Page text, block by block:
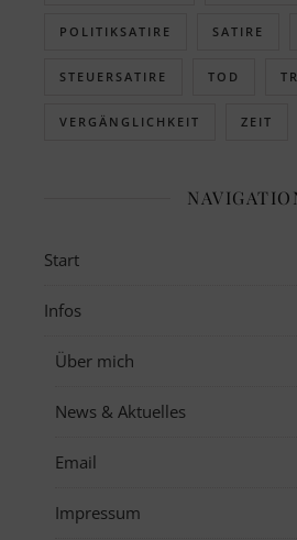
POLITIKSATIRE SATIRE
STEUERSATIRE TOD
VERGÄNGLICHKEIT ZEIT
Start
Infos
Über mich
News & Aktuelles
Email
Impressum